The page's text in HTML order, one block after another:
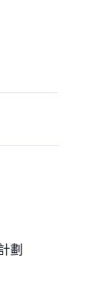
劃